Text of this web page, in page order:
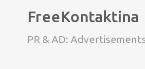
FreeKontaktina
PR & AD: